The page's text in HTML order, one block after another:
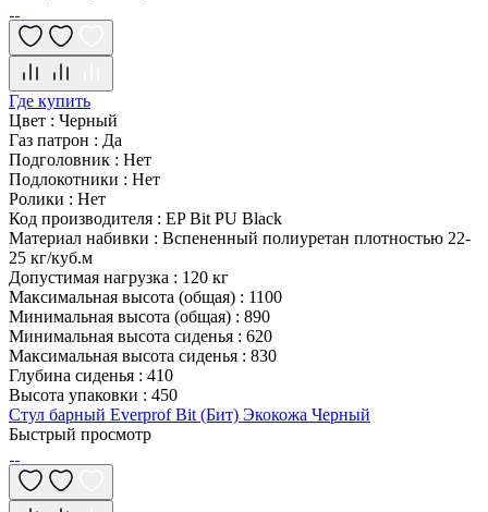
Где купить
Цвет : Черный
Газ патрон : Да
Подголовник : Нет
Подлокотники : Нет
Ролики : Нет
Код производителя : EP Bit PU Black
Материал набивки : Вспененный полиуретан плотностью 22-
25 кг/куб.м
Допустимая нагрузка : 120 кг
Максимальная высота (общая) : 1100
Минимальная высота (общая) : 890
Минимальная высота сиденья : 620
Максимальная высота сиденья : 830
Глубина сиденья : 410
Высота упаковки : 450
Стул барный Everprof Bit (Бит) Экокожа Черный
Быстрый просмотр